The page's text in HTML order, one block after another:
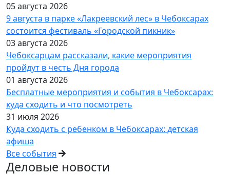
05 августа 2026
9 августа в парке «Лакреевский лес» в Чебоксарах
состоится фестиваль «Городской пикник»
03 августа 2026
Чебоксарцам рассказали, какие мероприятия
пройдут в честь Дня города
01 августа 2026
Бесплатные мероприятия и события в Чебоксарах:
куда сходить и что посмотреть
31 июля 2026
Куда сходить с ребенком в Чебоксарах: детская
афиша
Все события
Деловые новости